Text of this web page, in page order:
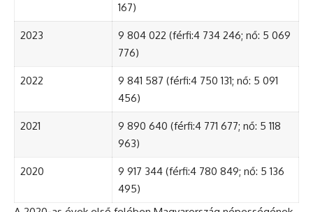
167)
2023
9 804 022 (férfi:4 734 246; nő: 5 069
776)
2022
9 841 587 (férfi:4 750 131; nő: 5 091
456)
2021
9 890 640 (férfi:4 771 677; nő: 5 118
963)
2020
9 917 344 (férfi:4 780 849; nő: 5 136
495)